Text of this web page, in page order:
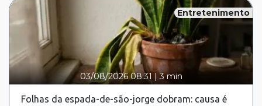
Entretenimento
03/08/2026 08:31 |3 min
Folhas da espada-de-são-jorge dobram: causa é